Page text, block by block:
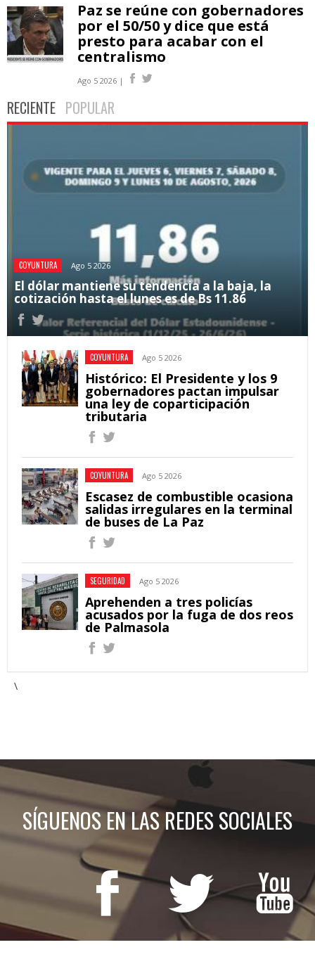
Paz se reúne con gobernadores
por el 50/50 y dice que está
presto para acabar con el
centralismo
Ago 5 2026 |
RECIENTE POPULAR
COYUNTURA Ago 5 2026
El dólar mantiene su tendencia a la baja, la
cotización hasta el lunes es de Bs 11.86
COYUNTURA Ago 5 2026
Histórico: El Presidente y los 9
gobernadores pactan impulsar
una ley de coparticipación
tributaria
COYUNTURA Ago 5 2026
Escasez de combustible ocasiona
salidas irregulares en la terminal
de buses de La Paz
SEGURIDAD Ago 5 2026
Aprehenden a tres policías
acusados por la fuga de dos reos
de Palmasola
\
SÍGUENOS EN LAS REDES SOCIALES